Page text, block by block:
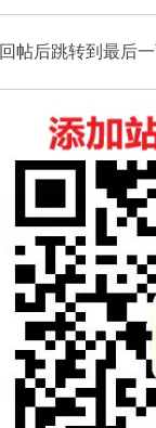
回帖后跳转到最后